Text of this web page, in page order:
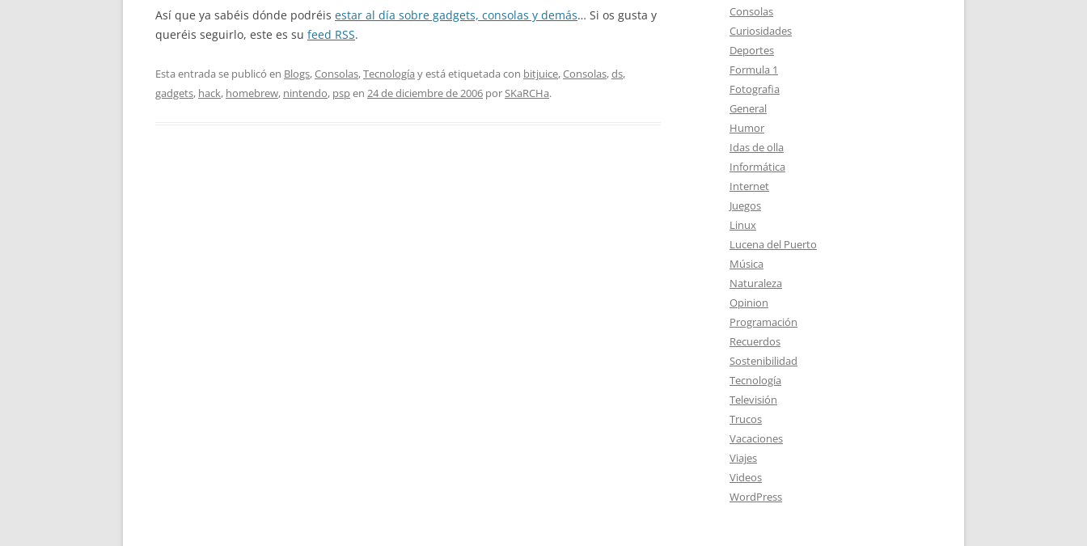
Así que ya sabéis dónde podréis estar al día sobre gadgets, consolas y demás… Si os gusta y
queréis seguirlo, este es su feed RSS.
Esta entrada se publicó en Blogs,Consolas,Tecnología y está etiquetada con bitjuice,Consolas,ds,
gadgets, hack, homebrew, nintendo, pspen 24 de diciembre de 2006 porSKaRCHa.
Consolas
Curiosidades
Deportes
Formula 1
Fotografia
General
Humor
Idas de olla
Informática
Internet
Juegos
Linux
Lucena del Puerto
Música
Naturaleza
Opinion
Programación
Recuerdos
Sostenibilidad
Tecnología
Televisión
Trucos
Vacaciones
Viajes
Videos
WordPress